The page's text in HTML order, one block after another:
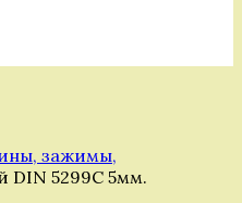
зажимы,
5299C 5мм.